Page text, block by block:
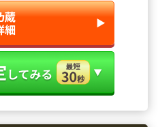
蔵
細 ▶︎